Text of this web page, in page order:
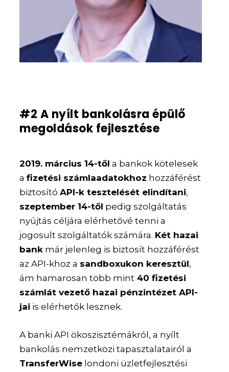
#2 A nyílt bankolásra épülő
megoldások fejlesztése
2019. március 14-től a bankok kötelesek
afizetési számlaadatokhoz hozzáférést
biztosítóAPI-k tesztelését elindítani,
szeptember 14-től pedig szolgáltatás
nyújtás céljára elérhetővé tenni a
jogosult szolgáltatók számára. Két hazai
bank már jelenleg is biztosít hozzáférést
az API-khoz a sandboxukon keresztül,
ám hamarosan több mint 40 fizetési
számlát vezető hazai pénzintézet API-
jai is elérhetők lesznek.
A banki API ökoszisztémákról, a nyílt
bankolás nemzetközi tapasztalatairól a
TransferWise londoni üzletfejlesztési